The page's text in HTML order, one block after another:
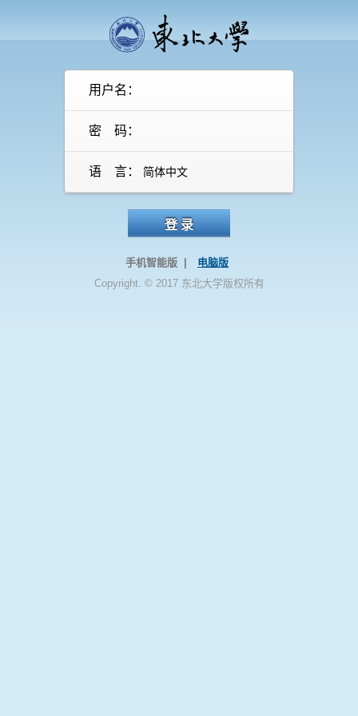
用户名：
密 码：
语 言：
登 录
手机智能版 |
电脑版
Copyright. © 2017 东北大学版权所有